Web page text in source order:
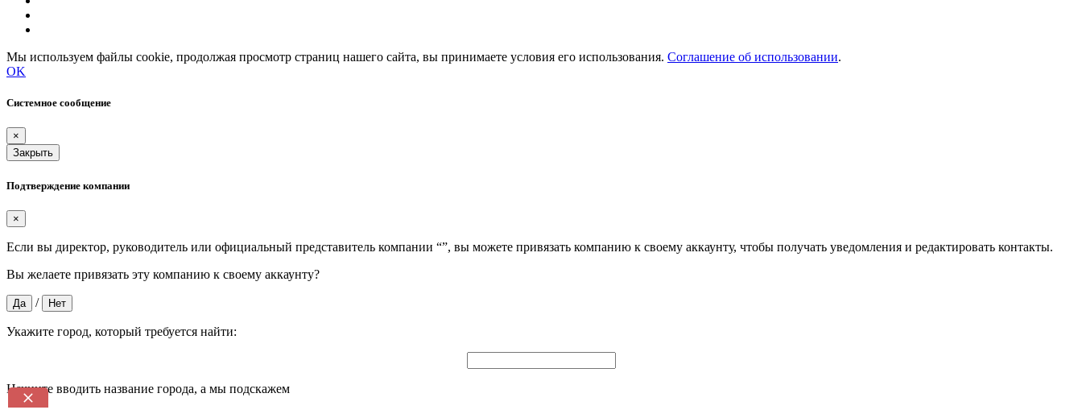
Мы используем файлы cookie, продолжая просмотр страниц нашего сайта, вы принимаете условия его использования. Соглашение об использовании.
OK
Системное сообщение
×
Закрыть
Подтверждение компании
×
Если вы директор, руководитель или официальный представитель компании “”, вы можете привязать компанию к своему аккаунту, чтобы получать уведомления и редактировать контакты.
Вы желаете привязать эту компанию к своему аккаунту?
Да / Нет
Укажите город, который требуется найти:
Начните вводить название города, а мы подскажем